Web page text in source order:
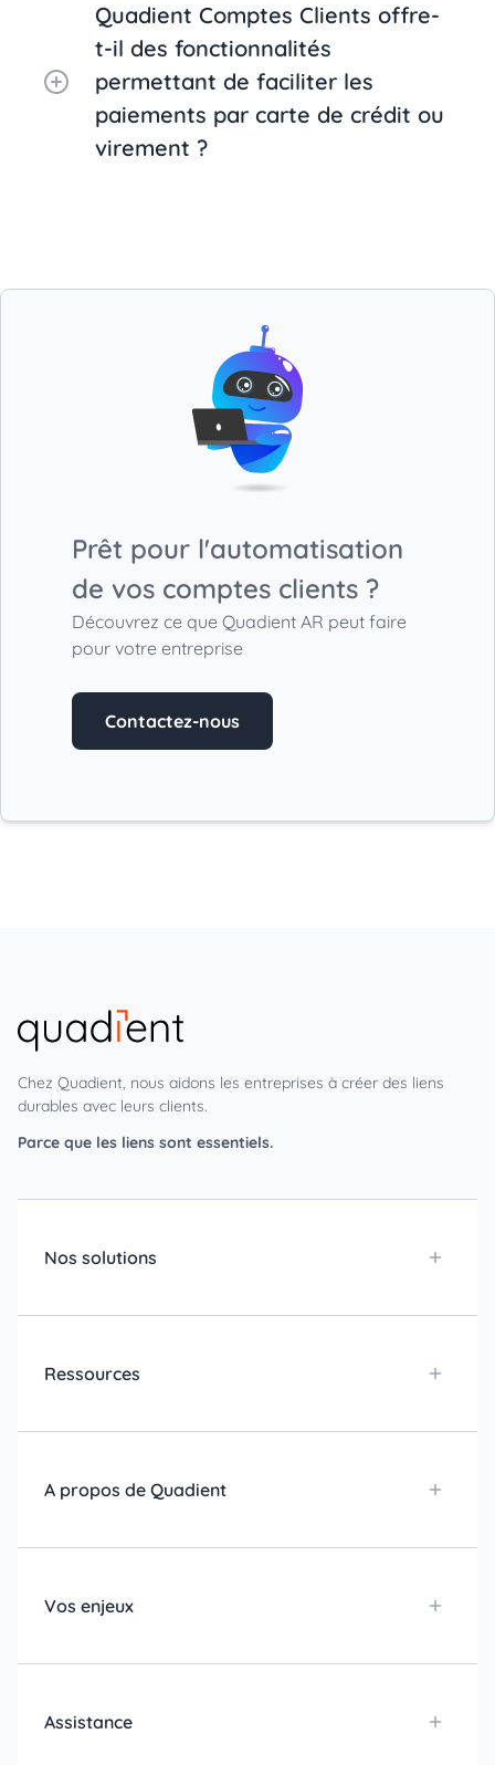
Quadient Comptes Clients offre-
t-il des fonctionnalités
permettant de faciliter les
paiements par carte de crédit ou
virement ?
Prêt pour l'automatisation
de vos comptes clients ?
Découvrez ce que Quadient AR peut faire
pour votre entreprise
Contactez-nous
Chez Quadient, nous aidons les entreprises à créer des liens
durables avec leurs clients.
Parce que les liens sont essentiels.
Nos solutions
Ressources
A propos de Quadient
Vos enjeux
Assistance